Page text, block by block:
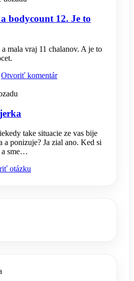
bodycount 12. Je to
mala vraj 11 chalanov. A je to
Otvoriť komentár
take situacie ze vas bije
a ponizuje? Ja zial ano. Ked si
a sme…
otázku